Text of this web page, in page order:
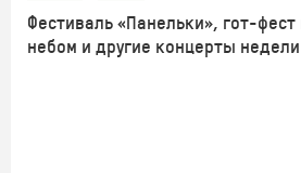
Фестиваль «Панельки», гот-
небом и другие концерты недели